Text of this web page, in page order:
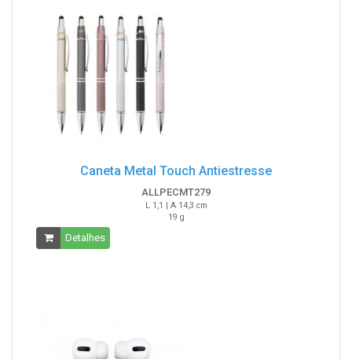
Caneta Metal Touch Antiestresse
ALLPECMT279
L 1,1 | A 14,3 cm
19 g
Detalhes